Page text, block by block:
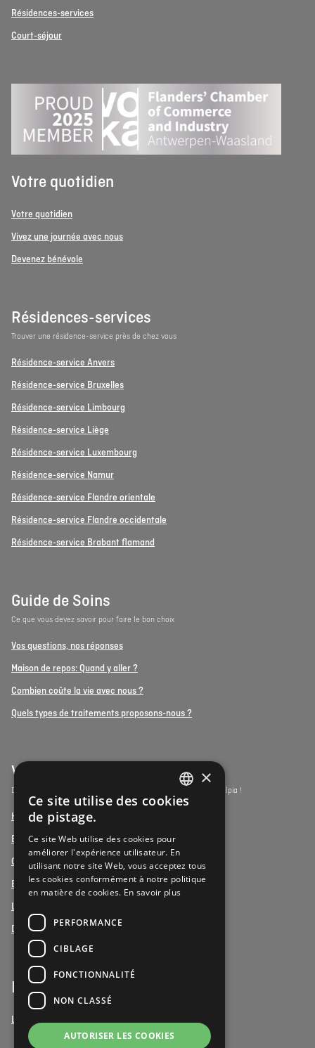
Résidences-services
Court-séjour
Votre quotidien
Votre quotidien
Vivez une journée avec nous
Devenez bénévole
Résidences-services
Trouver une résidence-service près de chez vous
Résidence-service Anvers
Résidence-service Bruxelles
Résidence-service Limbourg
Résidence-service Liège
Résidence-service Luxembourg
Résidence-service Namur
Résidence-service Flandre orientale
Résidence-service Flandre occidentale
Résidence-service Brabant flamand
Guide de Soins
Ce que vous devez savoir pour faire le bon choix
Vos questions, nos réponses
Maison de repos: Quand y aller ?
Combien coûte la vie avec nous ?
Quels types de traitements proposons-nous ?
Vulpia Premium Living
Découvrez les résidences-services du segment premium de Vulpia !
Henri Jaspar, Kraainem
Beukenhof aan Zee, Oostduinkerke
Oud Gemeentehuis, Werchter
Elysia Park, Antwerpen
La Vigie, Koxyde
Duinenzee, La Panne
Bénévoles
Le bénévolat chez Vulpia
DUTCH
×
Ce site utilise des cookies
de pistage.
Ce site Web utilise des cookies pour
améliorer l'expérience utilisateur. En
utilisant notre site Web, vous acceptez tous
les cookies conformément à notre politique
en matière de cookies. En savoir plus
PERFORMANCE
CIBLAGE
FONCTIONNALITÉ
NON CLASSÉ
AUTORISER LES COOKIES